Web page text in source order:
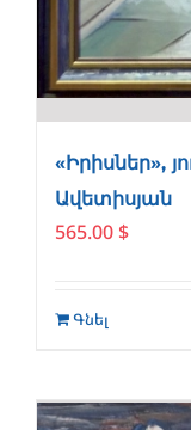
«Իրիսներ»,
Ավետիսյան
565.00 $
Գնել